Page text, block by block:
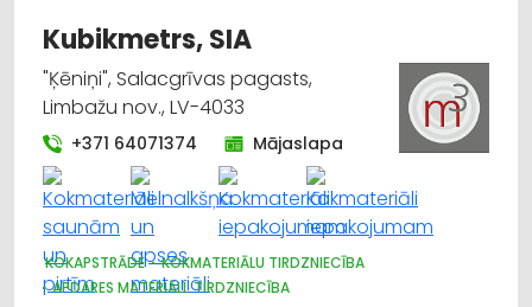
Kubikmetrs, SIA
"Ķēniņi", Salacgrīvas pagasts,
Limbažu nov., LV-4033
+371 64071374 Mājaslapa
KOKAPSTRĀDE
KOKMATERIĀLU TIRDZNIECĪBA
APDARES MATERIĀLI: TIRDZNIECĪBA